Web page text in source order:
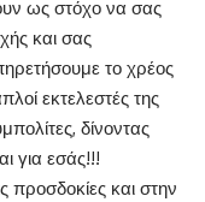
ως στόχο να σας
και σας
το χρέος
εκτελεστές της
δίνοντας
για εσάς!!!
προσδοκίες και στην